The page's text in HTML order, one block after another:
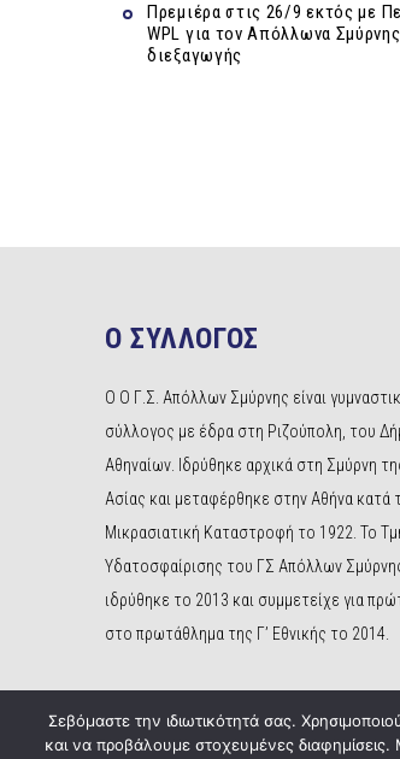
Πρεμιέρα στις 26/9 εκτός με
WPL για τον Απόλλωνα
διεξαγωγής
Ο ΣΥΛΛΟΓΟΣ
Ο Ο Γ.Σ. Απόλλων Σμύρνης είναι
σύλλογος με έδρα στη Ριζούπολη, του
Αθηναίων. Ιδρύθηκε αρχικά στη Σμύρνη
Ασίας και μεταφέρθηκε στην Αθήνα κατά
Μικρασιατική Καταστροφή το 1922. Το
Υδατοσφαίρισης του ΓΣ Απόλλων
ιδρύθηκε το 2013 και συμμετείχε για
στο πρωτάθλημα της Γ’ Εθνικής το 2014.
Σεβόμαστε την ιδιωτικότητά σας.
και να προβάλουμε στοχευμένες